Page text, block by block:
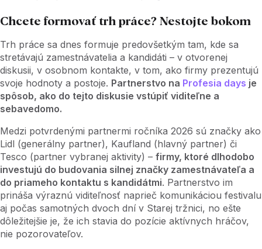
Chcete formovať trh práce? Nestojte bokom
Trh práce sa dnes formuje predovšetkým tam, kde sa
stretávajú zamestnávatelia a kandidáti – v otvorenej
diskusii, v osobnom kontakte, v tom, ako firmy prezentujú
svoje hodnoty a postoje. Partnerstvo na Profesia days je
spôsob, ako do tejto diskusie vstúpiť viditeľne a
sebavedomo.
Medzi potvrdenými partnermi ročníka 2026 sú značky ako
Lidl (generálny partner), Kaufland (hlavný partner) či
Tesco (partner vybranej aktivity) – firmy, ktoré dlhodobo
investujú do budovania silnej značky zamestnávateľa a
do priameho kontaktu s kandidátmi. Partnerstvo im
prináša výraznú viditeľnosť naprieč komunikáciou festivalu
aj počas samotných dvoch dní v Starej tržnici, no ešte
dôležitejšie je, že ich stavia do pozície aktívnych hráčov,
nie pozorovateľov.